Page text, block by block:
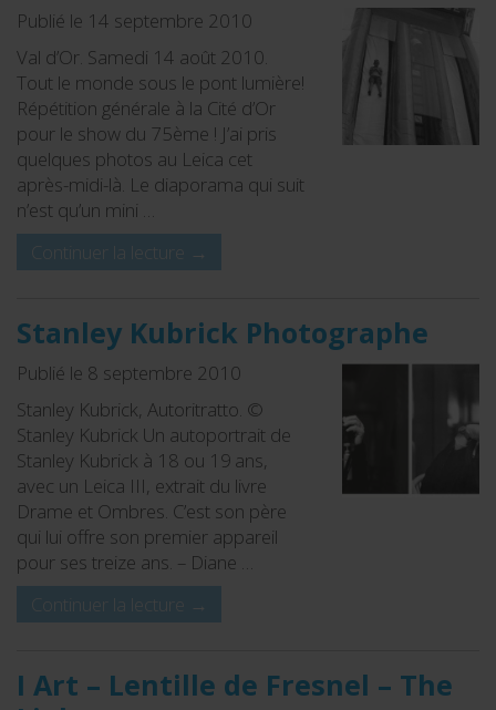
Publié le 14 septembre 2010
Val d’Or. Samedi 14 août 2010.
Tout le monde sous le pont lumière!
Répétition générale à la Cité d’Or
pour le show du 75ème ! J’ai pris
quelques photos au Leica cet
après-midi-là. Le diaporama qui suit
n’est qu’un mini …
Continuer la lecture
→
Stanley Kubrick Photographe
Publié le 8 septembre 2010
Stanley Kubrick, Autoritratto. ©
Stanley Kubrick Un autoportrait de
Stanley Kubrick à 18 ou 19 ans,
avec un Leica III, extrait du livre
Drame et Ombres. C’est son père
qui lui offre son premier appareil
pour ses treize ans. – Diane …
Continuer la lecture
→
I Art – Lentille de Fresnel – The